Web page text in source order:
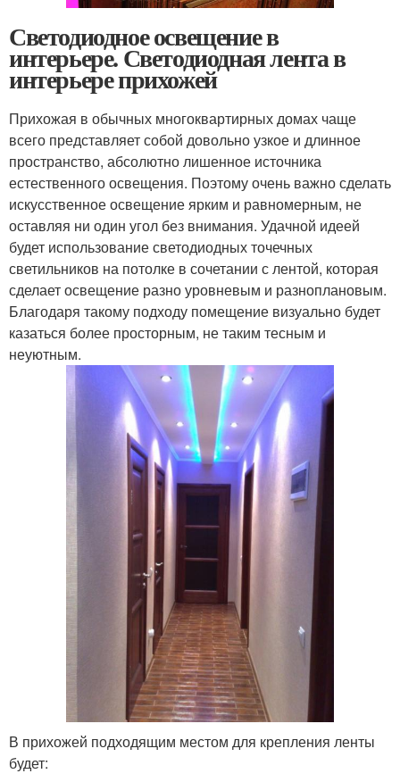
Светодиодное освещение в
интерьере. Светодиодная лента в
интерьере прихожей
Прихожая в обычных многоквартирных домах чаще
всего представляет собой довольно узкое и длинное
пространство, абсолютно лишенное источника
естественного освещения. Поэтому очень важно сделать
искусственное освещение ярким и равномерным, не
оставляя ни один угол без внимания. Удачной идеей
будет использование светодиодных точечных
светильников на потолке в сочетании с лентой, которая
сделает освещение разно уровневым и разноплановым.
Благодаря такому подходу помещение визуально будет
казаться более просторным, не таким тесным и
неуютным.
В прихожей подходящим местом для крепления ленты
будет: